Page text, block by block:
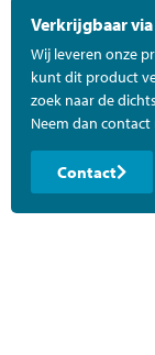
Verkrijgbaar
Wij leveren onze
kunt dit product
zoek naar de
Neem dan
Contact